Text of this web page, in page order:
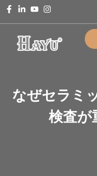
なぜセラミ
検査が